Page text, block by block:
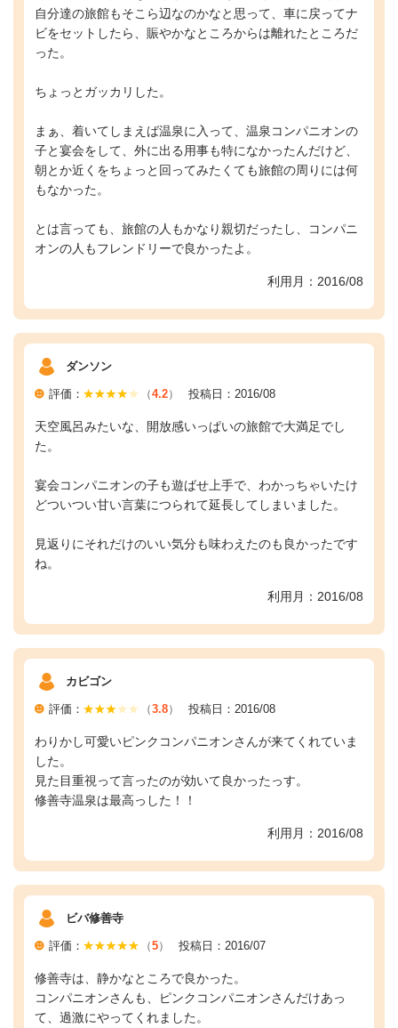
自分達の旅館もそこら辺なのかなと思って、車に戻ってナ
ビをセットしたら、賑やかなところからは離れたところだ
った。
ちょっとガッカリした。
まぁ、着いてしまえば温泉に入って、温泉コンパニオンの
子と宴会をして、外に出る用事も特になかったんだけど、
朝とか近くをちょっと回ってみたくても旅館の周りには何
もなかった。
とは言っても、旅館の人もかなり親切だったし、コンパニ
オンの人もフレンドリーで良かったよ。
利用月：2016/08
ダンソン
評価： （4.2） 投稿日：2016/08
天空風呂みたいな、開放感いっぱいの旅館で大満足でし
た。
宴会コンパニオンの子も遊ばせ上手で、わかっちゃいたけ
どついつい甘い言葉につられて延長してしまいました。
見返りにそれだけのいい気分も味わえたのも良かったです
ね。
利用月：2016/08
カビゴン
評価： （3.8） 投稿日：2016/08
わりかし可愛いピンクコンパニオンさんが来てくれていま
した。
見た目重視って言ったのが効いて良かったっす。
修善寺温泉は最高っした！！
利用月：2016/08
ビバ修善寺
評価： （5） 投稿日：2016/07
修善寺は、静かなところで良かった。
コンパニオンさんも、ピンクコンパニオンさんだけあっ
て、過激にやってくれました。